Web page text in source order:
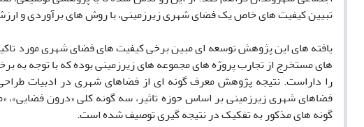
تبیین کیفیت های خاص یک فضای شهری زیرزمینی، با روش های برآوردی و
یافته های این پژوهش توسعه ای مبین برخی کیفیت های فضای شهری مورد
های مستخرج از تجارب پروژه های مجموعه های زیرزمینی بوده که با توجه به
را داراست. نتیجه پژوهش معرف گونه ای از فضاهای شهری در ادبیات
فضاهای شهری زیرزمینی بر اساس حوزه تاثیر، سه گونه کلی «درون
گونه های مذکور به تفکیک در نتیجه گیری توصیف شده است.